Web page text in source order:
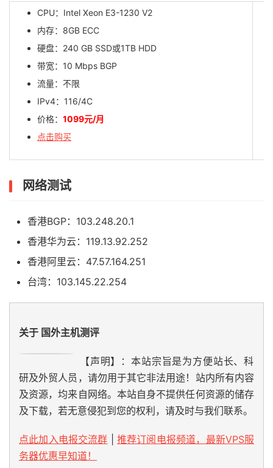
CPU：Intel Xeon E3-1230 V2
内存：8GB ECC
硬盘：240 GB SSD或1TB HDD
带宽：10 Mbps BGP
流量：不限
IPv4：116/4C
价格： 1099元/月
点击购买
网络测试
香港BGP：103.248.20.1
香港华为云：119.13.92.252
香港阿里云：47.57.164.251
台湾：103.145.22.254
关于 国外主机测评
【声明】：本站宗旨是为方便站长、科
研及外贸人员，请勿用于其它非法用途！站内所有内容
及资源，均来自网络。本站自身不提供任何资源的储存
及下载，若无意侵犯到您的权利，请及时与我们联系。
点此加入电报交流群
推荐订阅电报频道，最新VPS服
务器优惠早知道！